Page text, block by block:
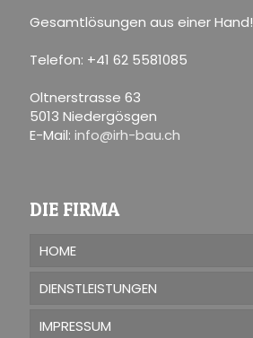
Gesamtlösungen aus einer Hand!
Telefon: +41 62 5581085
Oltnerstrasse 63
5013 Niedergösgen
E-Mail: info@irh-bau.ch
DIE FIRMA
HOME
DIENSTLEISTUNGEN
IMPRESSUM